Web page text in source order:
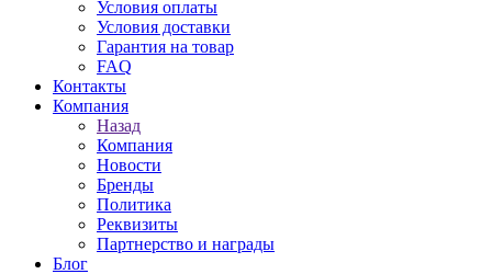
Условия оплаты
Условия доставки
Гарантия на товар
FAQ
Контакты
Компания
Назад
Компания
Новости
Бренды
Политика
Реквизиты
Партнерство и награды
Блог